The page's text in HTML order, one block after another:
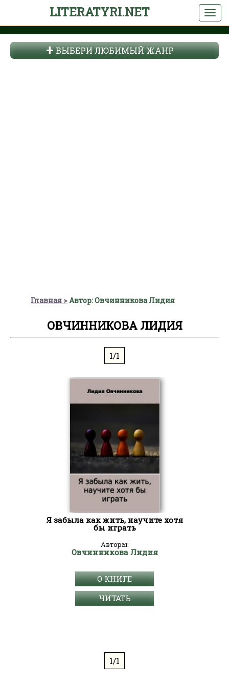
LITERATYRI.NET
ВЫБЕРИ ЛЮБИМЫЙ ЖАНР
Главная Автор: Овчинникова Лидия
ОВЧИННИКОВА ЛИДИЯ
1/1
Я забыла как жить, научите хотя
бы играть
Авторы:
Овчинникова Лидия
О КНИГЕ
ЧИТАТЬ
1/1